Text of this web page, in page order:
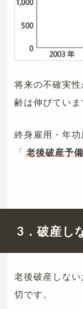
将来の不確実
齢は伸びていま
終身雇用・年功
「 老後破産予
3．破産し
老後破産しな
切です。